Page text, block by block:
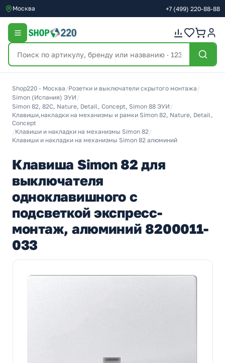
Москва +7 (499) 220-88-88
Shop220 - Москва /Розетки и выключатели скрытого монтажа /
Simon (Испания) ЭУИ /
Simon 82, 82С, Nature, Detail, Concept, Simon 88 ЭУИ /
Клавиши,накладки на механизмы и рамки Simon 82, Nature, Detail,
Concept
/Клавиши и накладки на механизмы Simon 82/
Клавиши и накладки на механизмы Simon 82 алюминий
Клавиша Simon 82 для
выключателя
одноклавишного с
подсветкой экспресс-
монтаж, алюминий 8200011-
033